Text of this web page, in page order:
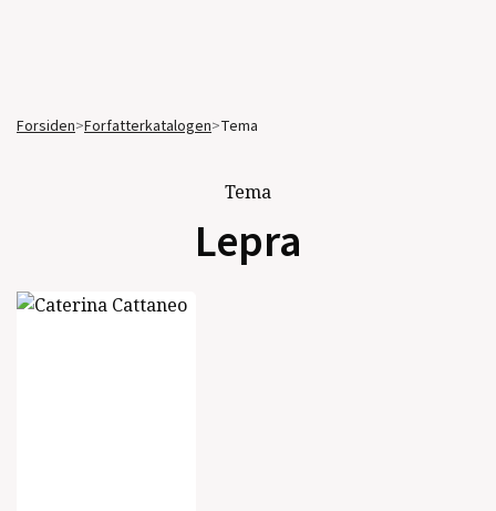
Forsiden>Forfatterkatalogen>Tema
Tema
Lepra